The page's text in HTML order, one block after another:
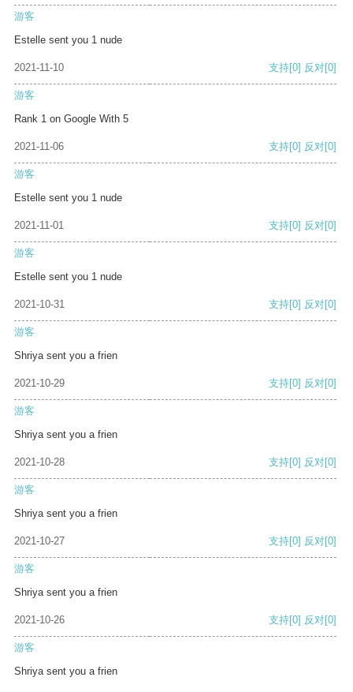
游客
Estelle sent you 1 nude
2021-11-10 支持[0] 反对[0]
游客
Rank 1 on Google With 5
2021-11-06 支持[0] 反对[0]
游客
Estelle sent you 1 nude
2021-11-01 支持[0] 反对[0]
游客
Estelle sent you 1 nude
2021-10-31 支持[0] 反对[0]
游客
Shriya sent you a frien
2021-10-29 支持[0] 反对[0]
游客
Shriya sent you a frien
2021-10-28 支持[0] 反对[0]
游客
Shriya sent you a frien
2021-10-27 支持[0] 反对[0]
游客
Shriya sent you a frien
2021-10-26 支持[0] 反对[0]
游客
Shriya sent you a frien